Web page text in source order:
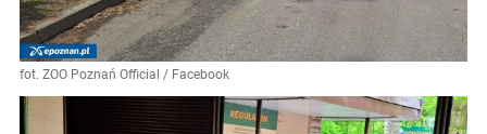
fot. ZOO Poznań Official / Facebook